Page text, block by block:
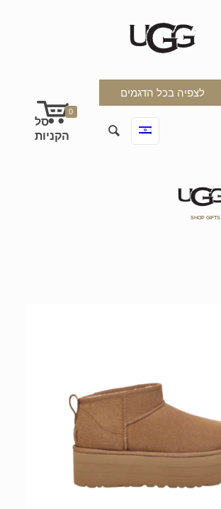
לצפיה בכל הדגמים
0
SHOP GIFTS